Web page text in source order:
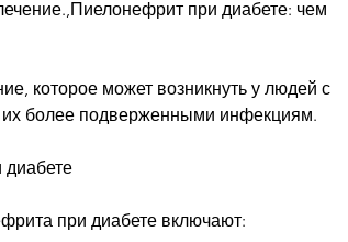
которое может возникнуть у людей с
их более подверженными инфекциям.
при диабете включают: